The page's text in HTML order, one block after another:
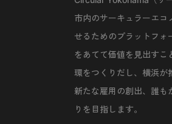
市内のサーキュラーエコ
せるためのプラットフォ
をあてて価値を見出すこ
環をつくりだし、横浜が
新たな雇用の創出、誰も
りを目指します。